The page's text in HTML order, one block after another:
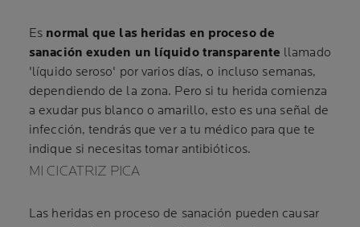
Es normal que las heridas en proceso de
sanación exuden un líquido transparente llamado
'líquido seroso' por varios días, o incluso semanas,
dependiendo de la zona. Pero si tu herida comienza
a exudar pus blanco o amarillo, esto es una señal de
infección, tendrás que ver a tu médico para que te
indique si necesitas tomar antibióticos.
MI CICATRIZ PICA
Las heridas en proceso de sanación pueden causar